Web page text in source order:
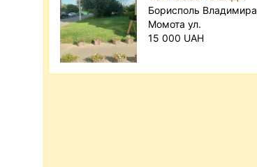
Борисполь Владимира
Момота ул.
15 000 UAH